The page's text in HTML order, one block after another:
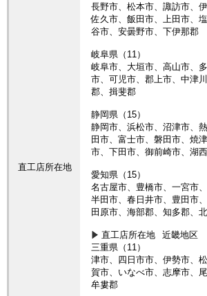
直工店所在地
長野市、松本市、諏訪市、
佐久市、飯田市、上田市、
谷市、安曇野市、下伊那郡
岐阜県（11）
岐阜市、大垣市、高山市、
市、可児市、郡上市、中津
郡、揖斐郡
静岡県（15）
静岡市、浜松市、沼津市、
田市、富士市、磐田市、焼
市、下田市、御前崎市、湖
愛知県（15）
名古屋市、豊橋市、一宮市
半田市、春日井市、豊田市
田原市、海部郡、知多郡、
直工店所在地
近畿地区
三重県（11）
津市、四日市市、伊勢市、
賀市、いなべ市、志摩市、
牟婁郡